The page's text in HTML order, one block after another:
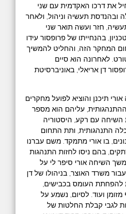
את דרכו האקדמית עם שני
ובהנדסת תעשיה וניהול, ולאחר
חזר ועשה תואר שני
בהנחייתו של פרופסור עידו
המחקר הזה, והחליט להמשיך
לאחרונה הוא סיים
דן אריאלי, באוניברסיטת
תיכנן והוציא לפועל מחקרים
עליהם הוא מספר
עם רקע, היסטוריה
התנהגותית, ותת התחום
בו אורי מתמקד. משם עברנו
בהם ניסו לחזות התנהגות
השיחה אורי סיפר לי על
משרד האוצר, בניהולו של דן
להפחתת העומס בכבישים,
ועוד. לסיום, נשמע על
לגבי קבלת החלטות של